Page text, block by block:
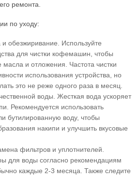
ремонта.
по уходу:
и обезжиривание. Используйте
для чистки кофемашин, чтобы
и отложения. Частота чистки
использования устройства, но
это не реже одного раза в месяц.
воды. Жесткая вода ускоряет
Рекомендуется использовать
бутилированную воду, чтобы
накипи и улучшить вкусовые
фильтров и уплотнителей.
для воды согласно рекомендациям
каждые 2-3 месяца. Также следите